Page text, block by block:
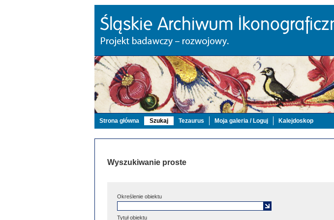
Strona główna Szukaj Tezaurus Moja galeria / Loguj Kalejdoskop
Wyszukiwanie proste
Określenie obiektu
Tytuł obiektu